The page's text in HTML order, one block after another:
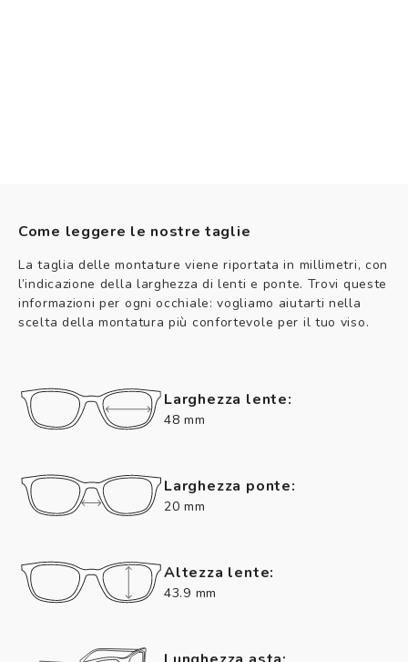
Come leggere le nostre taglie
La taglia delle montature viene riportata in millimetri, con
l’indicazione della larghezza di lenti e ponte. Trovi queste
informazioni per ogni occhiale: vogliamo aiutarti nella
scelta della montatura più confortevole per il tuo viso.
Larghezza lente:
48 mm
Larghezza ponte:
20 mm
Altezza lente:
43.9 mm